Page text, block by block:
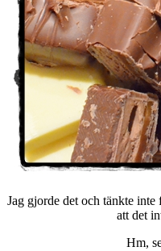
Jag gjorde det och tänkte
att det
Hm,